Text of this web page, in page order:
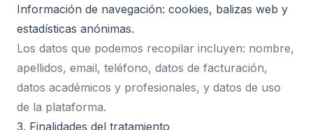
Información de navegación: cookies, balizas web y
estadísticas anónimas.
Los datos que podemos recopilar incluyen: nombre,
apellidos, email, teléfono, datos de facturación,
datos académicos y profesionales, y datos de uso
de la plataforma.
3. Finalidades del tratamiento